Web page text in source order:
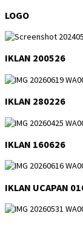
LOGO
IKLAN 200526
IKLAN 280226
IKLAN 160626
IKLAN UCAPAN